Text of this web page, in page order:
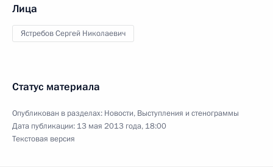
Лица
Ястребов Сергей Николаевич
Статус материала
Опубликован в разделах: Новости, Выступления и стенограммы
Дата публикации: 13 мая 2013 года, 18:00
Текстовая версия